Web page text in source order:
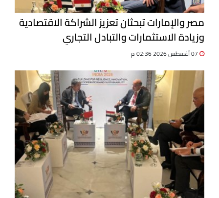
مصر والإمارات تبحثان تعزيز الشراكة الاقتصادية
وزيادة الاستثمارات والتبادل التجاري